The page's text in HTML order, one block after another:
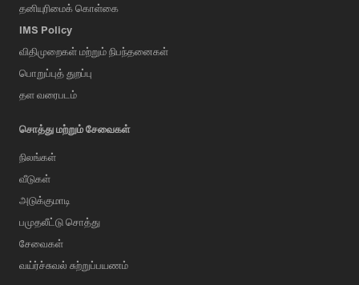
தனியுரிமைக் கொள்கை
IMS Policy
விதிமுறைகள் மற்றும் நிபந்தனைகள்
பொறுப்புத் துறப்பு
தள வரைபடம்
சொத்து மற்றும் சேவைகள்
நிலங்கள்
வீடுகள்
அடுக்குமாடி
பமுதலீட்டு சொத்து
சேவைகள்
வய்ர்ச்சுவல் சுற்றுப்பயணம்